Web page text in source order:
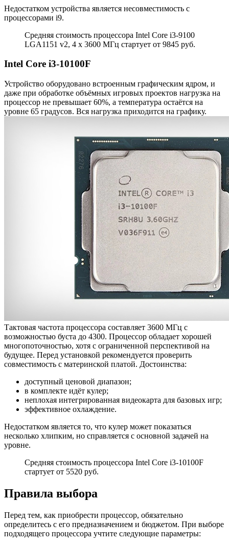
Недостатком устройства является несовместимость с
процессорами i9.
Средняя стоимость процессора Intel Core i3-9100
LGA1151 v2, 4 x 3600 МГц стартует от 9845 руб.
Intel Core i3-10100F
Устройство оборудовано встроенным графическим ядром, и
даже при обработке объёмных игровых проектов нагрузка на
процессор не превышает 60%, а температура остаётся на
уровне 65 градусов. Вся нагрузка приходится на графику.
Тактовая частота процессора составляет 3600 МГц с
возможностью буста до 4300. Процессор обладает хорошей
многопоточностью, хотя с ограниченной перспективой на
будущее. Перед установкой рекомендуется проверить
совместимость с материнской платой. Достоинства:
доступный ценовой диапазон;
в комплекте идёт кулер;
неплохая интегрированная видеокарта для базовых игр;
эффективное охлаждение.
Недостатком является то, что кулер может показаться
несколько хлипким, но справляется с основной задачей на
уровне.
Средняя стоимость процессора Intel Core i3-10100F
стартует от 5520 руб.
Правила выбора
Перед тем, как приобрести процессор, обязательно
определитесь с его предназначением и бюджетом. При выборе
подходящего процессора учтите следующие параметры: